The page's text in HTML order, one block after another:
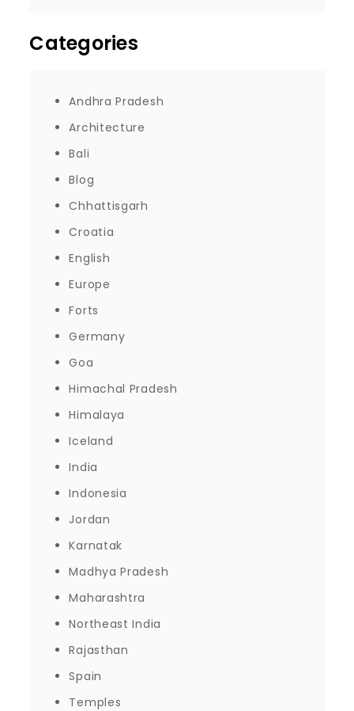
Categories
Andhra Pradesh
Architecture
Bali
Blog
Chhattisgarh
Croatia
English
Europe
Forts
Germany
Goa
Himachal Pradesh
Himalaya
Iceland
India
Indonesia
Jordan
Karnatak
Madhya Pradesh
Maharashtra
Northeast India
Rajasthan
Spain
Temples